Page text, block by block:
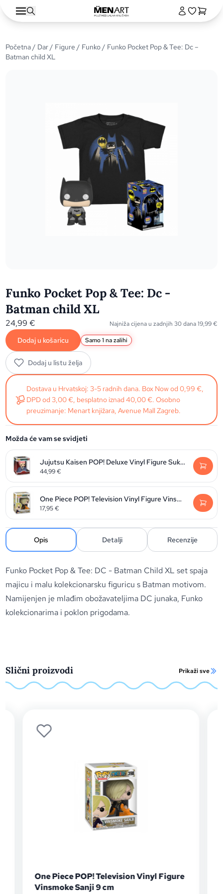
Početna/ Dar/ Figure / Funko/ Funko Pocket Pop & Tee: Dc –
Batman child XL
Funko Pocket Pop & Tee: Dc -
Batman child XL
24,99€ Najniža cijena u zadnjih 30 dana19,99€
Dodaj u košaricu Samo 1 na zalihi
Dodaj u listu želja
Dostava u Hrvatskoj: 3-5 radnih dana. Box Now od 0,99 €,
DPD od 3,00 €, besplatno iznad 40,00 €. Osobno
preuzimanje: Menart knjižara, Avenue Mall Zagreb.
Možda će vam se svidjeti
Jujutsu Kaisen POP! Deluxe Vinyl Figure Sukuna 9 cm
44,99€
One Piece POP! Television Vinyl Figure Vinsmoke Sanji 9 cm
17,95€
Opis Detalji Recenzije
Funko Pocket Pop & Tee: DC - Batman Child XL set spaja
majicu i malu kolekcionarsku figuricu s Batman motivom.
Namijenjen je mlađim obožavateljima DC junaka, Funko
kolekcionarima i poklon prigodama.
Slični proizvodi Prikaži sve
One Piece POP! Television Vinyl Figure
Vinsmoke Sanji 9 cm